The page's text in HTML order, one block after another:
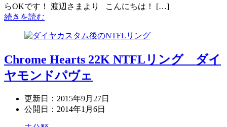
らOKです！ 渡辺さまより こんにちは！ […]
続きを読む
Chrome Hearts 22K NTFLリング ダイ
ヤモンドパヴェ
更新日： 2015年9月27日
公開日： 2014年1月6日